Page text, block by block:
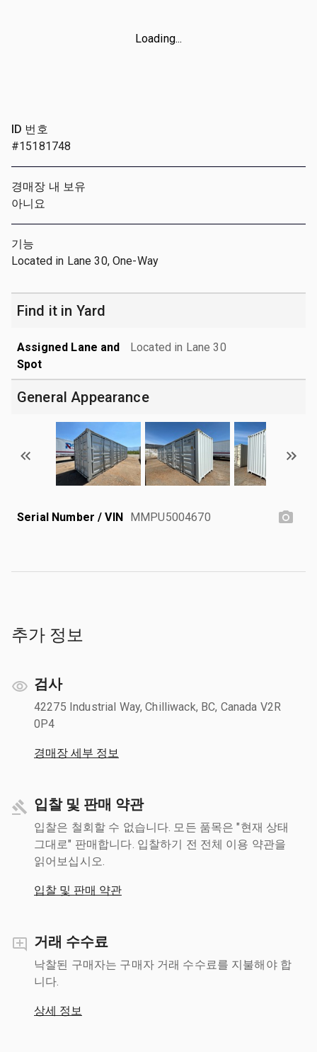
Loading...
ID 번호
#15181748
경매장 내 보유
아니요
기능
Located in Lane 30, One-Way
Find it in Yard
Assigned Lane and
Spot
Located in Lane 30
General Appearance
Serial Number / VIN MMPU5004670
추가 정보
검사
42275 Industrial Way, Chilliwack, BC, Canada V2R
0P4
경매장 세부 정보
입찰 및 판매 약관
입찰은 철회할 수 없습니다. 모든 품목은 "현재 상태
그대로" 판매합니다. 입찰하기 전 전체 이용 약관을
읽어보십시오.
입찰 및 판매 약관
거래 수수료
낙찰된 구매자는 구매자 거래 수수료를 지불해야 합
니다.
상세 정보